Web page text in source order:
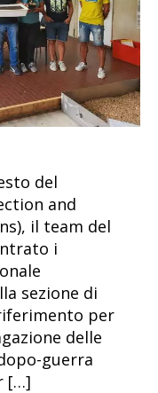
del
and
il team del
i
sezione di
per
delle
guerra
[…]